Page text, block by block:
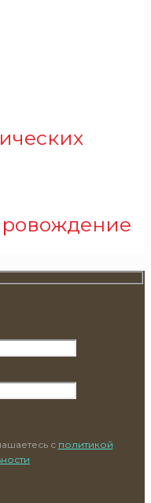
с политикой